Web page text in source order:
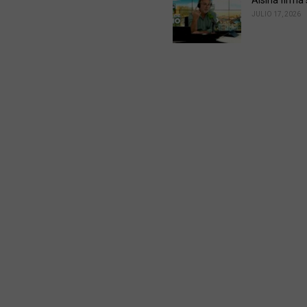
JULIO 17, 2026